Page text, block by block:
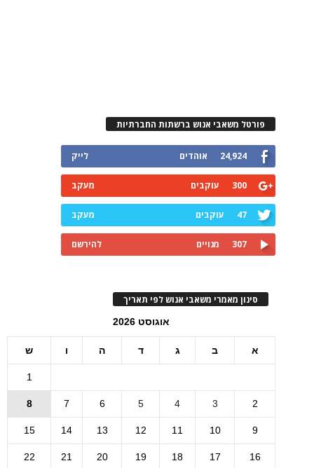
פורטל משאבי אנוש ברשתות החברתיות
24,924 אוהדים לייק
300 עוקבים מעקב
47 עוקבים מעקב
307 מנויים להירשם
סינון מאמרי משאבי אנוש לפי תאריך
אוגוסט 2026
א ב ג ד ה ו ש
1
2
3
4
5
6
7
8
9
10
11
12
13
14
15
16
17
18
19
20
21
22